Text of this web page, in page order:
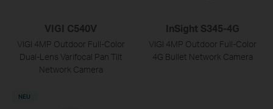
VIGI C540V
VIGI 4MP Outdoor Full-Color
Dual-Lens Varifocal Pan Tilt
Network Camera
InSight S345-4G
VIGI 4MP Outdoor Full-Color
4G Bullet Network Camera
NEU